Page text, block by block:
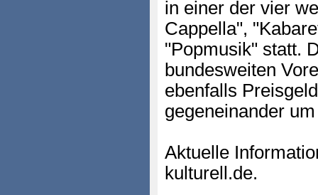
in einer der vier
Cappella",
"Popmusik" statt.
bundesweiten
ebenfalls
gegeneinander
Aktuelle
kulturell.de.